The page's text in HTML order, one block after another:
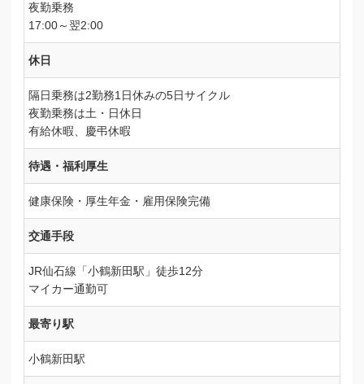
夜勤乗務
17:00～翌2:00
休日
隔日乗務は2勤務1日休みの5日サイクル
夜勤乗務は土・日休日
有給休暇、慶弔休暇
待遇・福利厚生
健康保険・厚生年金・雇用保険完備
交通手段
JR仙石線「小鶴新田駅」徒歩12分
マイカー通勤可
最寄り駅
小鶴新田駅